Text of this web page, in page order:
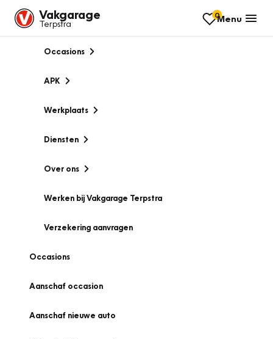
Vakgarage
Terpstra
0Menu
Occasions
APK
Werkplaats
Diensten
Over ons
Werken bij Vakgarage Terpstra
Verzekering aanvragen
Occasions
Aanschaf occasion
Aanschaf nieuwe auto